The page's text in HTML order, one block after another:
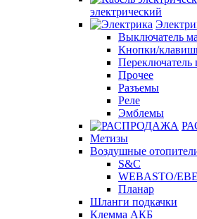
электрический
Выключатель
Кнопки/
Переключатель
Прочее
Разъемы
Реле
Эмблемы
Метизы
Воздушные
S&C
WEBASTO/
Планар
Шланги подкачки
Клемма АКБ